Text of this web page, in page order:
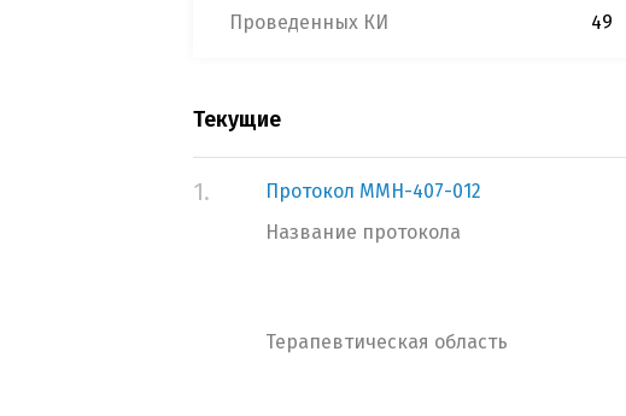
Проведенных КИ
49
Текущие
1.
Протокол MMH-407-012
Название протокола
Терапевтическая область